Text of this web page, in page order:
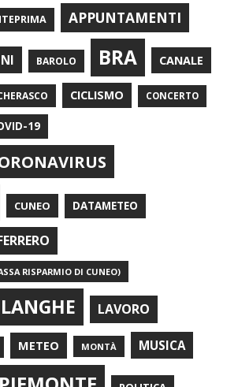
APPUNTAMENTI
BAROLO BRA CANALE
CICLISMO CONCERTO
19
CUNEO DATAMETEO
RISPARMIO DI CUNEO)
LANGHE LAVORO
METEO MONTÀ MUSICA